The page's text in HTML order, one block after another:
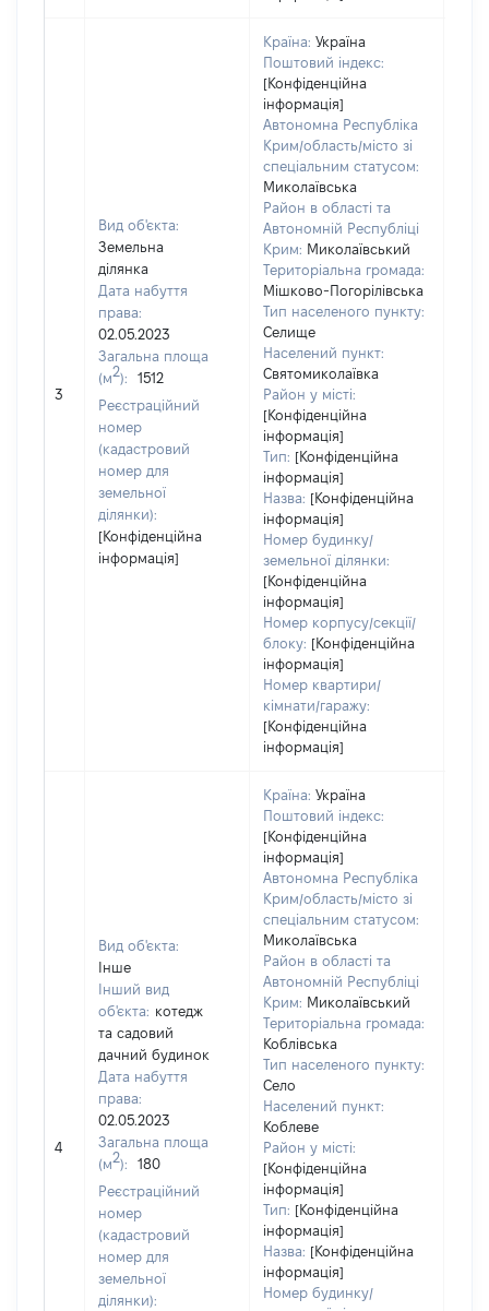
3
Вид об'єкта:
Земельна
ділянка
Дата набуття
права:
02.05.2023
Загальна площа
(м2):
1512
Реєстраційний
номер
(кадастровий
номер для
земельної
ділянки):
[Конфіденційна
інформація]
Країна: Україна
Поштовий індекс:
[Конфіденційна
інформація]
Автономна Республіка
Крим/область/місто зі
спеціальним статусом:
Миколаївська
Район в області та
Автономній Республіці
Крим: Миколаївський
Територіальна громада:
Мішково-Погорілівська
Тип населеного пункту:
Селище
Населений пункт:
Святомиколаївка
Район у місті:
[Конфіденційна
інформація]
Тип: [Конфіденційна
інформація]
Назва: [Конфіденційна
інформація]
Номер будинку/
земельної ділянки:
[Конфіденційна
інформація]
Номер корпусу/секції/
блоку: [Конфіденційна
інформація]
Номер квартири/
кімнати/гаражу:
[Конфіденційна
інформація]
4
Вид об'єкта:
Інше
Інший вид
об'єкта: котедж
та садовий
дачний будинок
Дата набуття
права:
02.05.2023
Загальна площа
(м2):
180
Реєстраційний
номер
(кадастровий
номер для
земельної
ділянки):
Країна: Україна
Поштовий індекс:
[Конфіденційна
інформація]
Автономна Республіка
Крим/область/місто зі
спеціальним статусом:
Миколаївська
Район в області та
Автономній Республіці
Крим: Миколаївський
Територіальна громада:
Коблівська
Тип населеного пункту:
Село
Населений пункт:
Коблеве
Район у місті:
[Конфіденційна
інформація]
Тип: [Конфіденційна
інформація]
Назва: [Конфіденційна
інформація]
Номер будинку/